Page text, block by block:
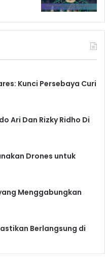
Kunci Persebaya Curi
Ari Dan Rizky Ridho Di
Drones untuk
Menggabungkan
Berlangsung di